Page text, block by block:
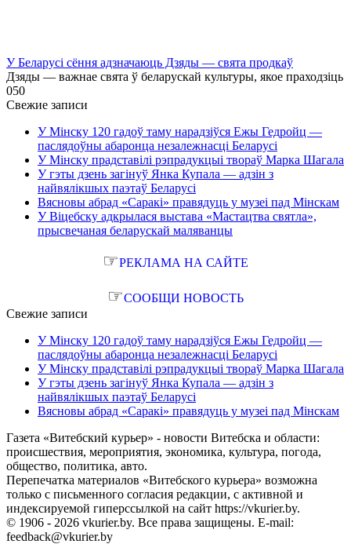
У Беларусі сёння адзначаюць Дзяды — свята продкаў
Дзяды — важнае свята ў беларускай культуры, якое праходзіць
050
Свежие записи
У Мінску 120 гадоў таму нарадзіўся Ежы Гедройц —
паслядоўны абаронца незалежнасці Беларусі
У Мінску прадставілі рэпрадукцыі твораў Марка Шагала
У гэты дзень загінуў Янка Купала — адзін з
найвялікшых паэтаў Беларусі
Вясновы абрад «Саракі» правядуць у музеі пад Мінскам
У Віцебску адкрылася выстава «Мастацтва святла»,
прысвечаная беларускай маляванцы
☞РЕКЛАМА НА САЙТЕ
☞СООБЩИ НОВОСТЬ
Свежие записи
У Мінску 120 гадоў таму нарадзіўся Ежы Гедройц —
паслядоўны абаронца незалежнасці Беларусі
У Мінску прадставілі рэпрадукцыі твораў Марка Шагала
У гэты дзень загінуў Янка Купала — адзін з
найвялікшых паэтаў Беларусі
Вясновы абрад «Саракі» правядуць у музеі пад Мінскам
Газета «Витебский курьер» - новости Витебска и области:
происшествия, мероприятия, экономика, культура, погода,
общество, политика, авто.
Перепечатка материалов «Витебского курьера» возможна
только с письменного согласия редакции, с активной и
индексируемой гиперссылкой на сайт https://vkurier.by.
© 1906 - 2026 vkurier.by. Все права защищены. E-mail:
feedback@vkurier.by